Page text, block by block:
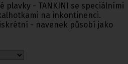
plavky - TANKINI se speciálními
na inkontinenci.
- navenek působí jako